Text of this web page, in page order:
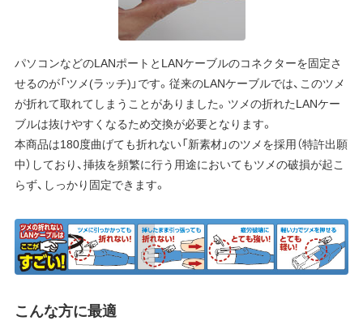
パソコンなどのLANポートとLANケーブルのコネクターを固定さ
せるのが「ツメ(ラッチ)」です。従来のLANケーブルでは、このツメ
が折れて取れてしまうことがありました。ツメの折れたLANケー
ブルは抜けやすくなるため交換が必要となります。
本商品は180度曲げても折れない「新素材」のツメを採用（特許出願
中）しており、挿抜を頻繁に行う用途においてもツメの破損が起こ
らず、しっかり固定できます。
こんな方に最適